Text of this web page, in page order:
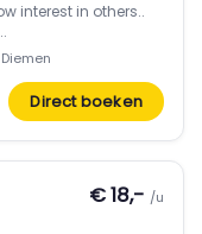
interest in others..
Direct boeken
€ 18,- /u